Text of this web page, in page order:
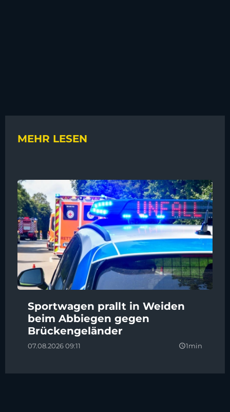
MEHR LESEN
Sportwagen prallt in Weiden
beim Abbiegen gegen
Brückengeländer
07.08.2026 09:11 query_builder1min